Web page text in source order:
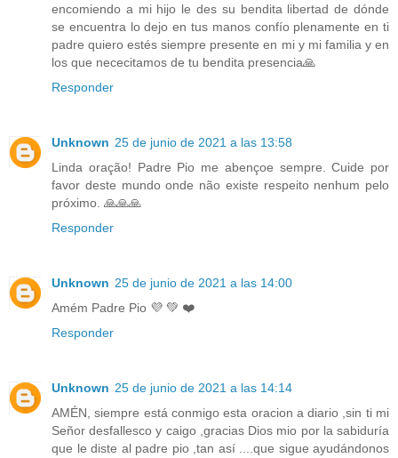
encomiendo a mi hijo le des su bendita libertad de dónde
se encuentra lo dejo en tus manos confío plenamente en ti
padre quiero estés siempre presente en mi y mi familia y en
los que nececitamos de tu bendita presencia🙏
Responder
Unknown 25 de junio de 2021 a las 13:58
Linda oração! Padre Pio me abençoe sempre. Cuide por
favor deste mundo onde não existe respeito nenhum pelo
próximo. 🙏🙏🙏
Responder
Unknown 25 de junio de 2021 a las 14:00
Amém Padre Pio 💜 💚 ❤️
Responder
Unknown 25 de junio de 2021 a las 14:14
AMÉN, siempre está conmigo esta oracion a diario ,sin ti mi
Señor desfallesco y caigo ,gracias Dios mio por la sabiduría
que le diste al padre pio ,tan así ....que sigue ayudándonos